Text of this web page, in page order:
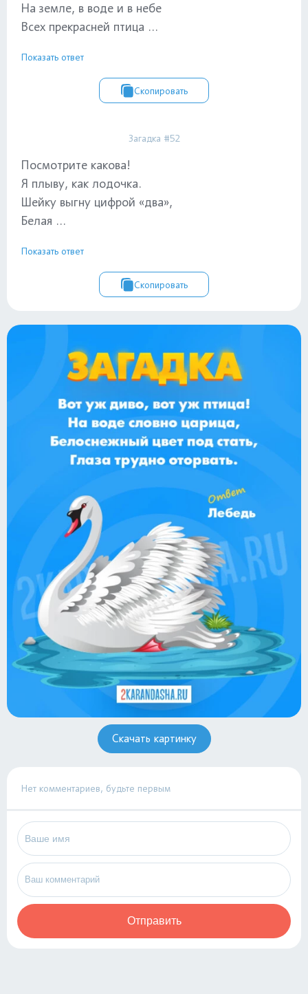
На земле, в воде и в небе
Всех прекрасней птица ...
Показать ответ
Скопировать
Загадка #52
Посмотрите какова!
Я плыву, как лодочка.
Шейку выгну цифрой «два»,
Белая ...
Показать ответ
Скопировать
Скачать картинку
Нет комментариев, будьте первым
Отправить